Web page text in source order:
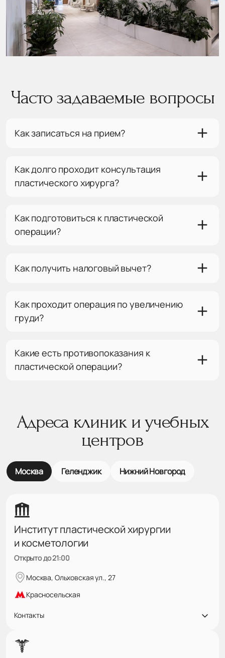
Часто задаваемые вопросы
Как записаться на прием?
Как долго проходит консультация
пластического хирурга?
Как подготовиться к пластической
операции?
Как получить налоговый вычет?
Как проходит операция по увеличению
груди?
Какие есть противопоказания к
пластической операции?
Адреса клиник и учебных
центров
Москва Геленджик Нижний Новгород
Институт пластической хирургии
и косметологии
Открыто до 21:00
Москва, Ольховская ул., 27
Красносельская
Контакты